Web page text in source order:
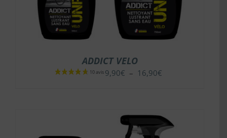
ADDICT VELO
9,90€ – 16,90€
à
16,90€